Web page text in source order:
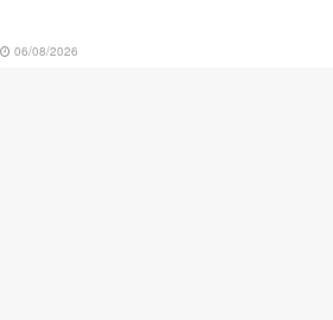
06/08/2026